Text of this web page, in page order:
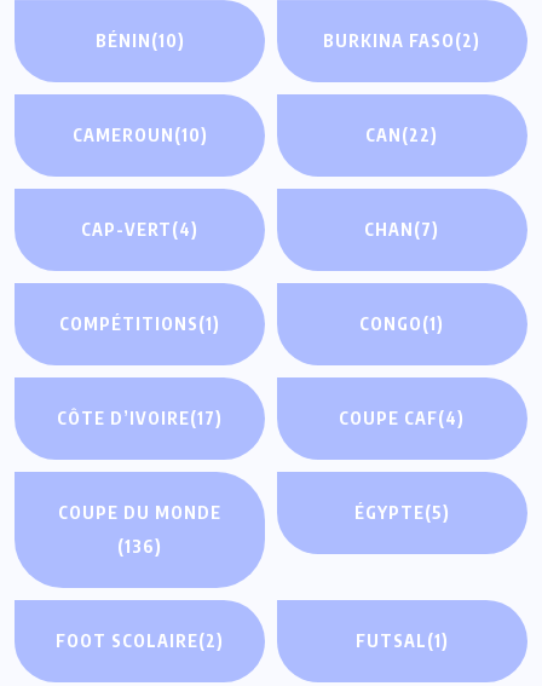
BÉNIN(10) BURKINA FASO(2)
CAMEROUN(10) CAN(22)
CAP-VERT(4) CHAN(7)
COMPÉTITIONS(1) CONGO(1)
CÔTE D’IVOIRE(17) COUPE CAF(4)
COUPE DU MONDE
(136)
ÉGYPTE(5)
FOOT SCOLAIRE(2) FUTSAL(1)